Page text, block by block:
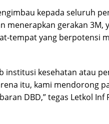
kepada seluruh
menerapkan gerakan 3M,
tempat yang berpotensi
institusi kesehatan atau
itu, kami mendorong
DBD,” tegas Letkol Inf